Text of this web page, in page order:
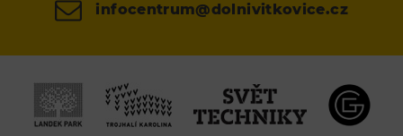
infocentrum@dolnivitkovice.cz